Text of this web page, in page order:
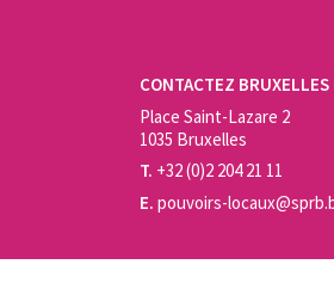
CONTACTEZ
Place Saint-Lazare 2
1035 Bruxelles
T. +32 (0)2 204 21 11
E. pouvoirs-